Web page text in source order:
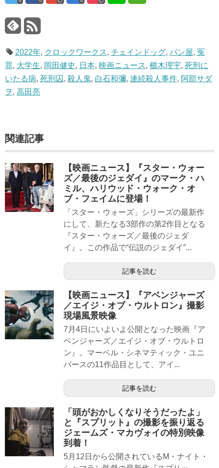
2022年, クロックワークス, チェインドッグ, パン屋, 冤
罪, 大学生, 岡田健史, 日本, 映画ニュース, 櫛木理宇, 死刑に
いたる病, 死刑囚 , 殺人鬼, 白石和彌, 連続殺人事件, 阿部サダ
ヲ, 高田亮
関連記事
【映画ニュース】『スター・ウォー
ズ／最後のジェダイ』のマーク・ハ
ミル、ハリウッド・ウォーク・オ
ブ・フェイムに登場！
「スター・ウォーズ」シリーズの最新作
にして、新たなる3部作の第2作目となる
『スター・ウォーズ／最後のジェダ
イ』。この作品で“伝説のジェダイ”...
記事を読む
【映画ニュース】『アベンジャーズ
／エイジ・オブ・ウルトロン』撮影
現場風景映像
7月4日にいよいよ公開となった映画『ア
ベンジャーズ／エイジ・オブ・ウルトロ
ン』。マーベル・シネマティック・ユニ
バースの11作品目として、アイ...
記事を読む
「頭がおかしくなりそうだったよ」
と『スプリット』の撮影を振り返る
ジェームズ・マカヴォイの特別映像
到着！
5月12日から公開されているM・ナイト・